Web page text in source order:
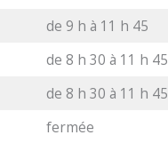
de 9 h à 11 h 45
de 8 h 30 à 11 h 45
de 8 h 30 à 11 h 45
fermée